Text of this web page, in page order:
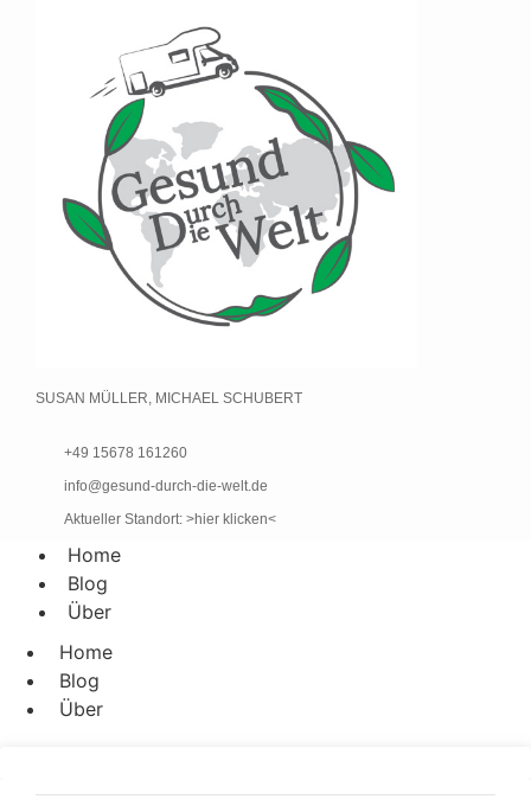
SUSAN MÜLLER, MICHAEL SCHUBERT
+49 15678 161260
info@gesund-durch-die-welt.de
Aktueller Standort: >hier klicken<
Home
Blog
Über
Home
Blog
Über